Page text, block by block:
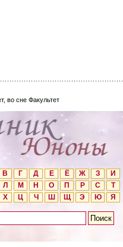
во сне Факультет
В Г Д Е Ё Ж З
И
Л М Н О П Р С
Т
Х Ц Ч Ш Щ Э Ю Я